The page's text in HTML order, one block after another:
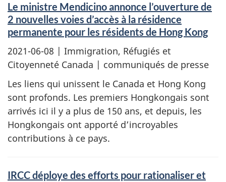
Le ministre Mendicino annonce l’ouverture de
2 nouvelles voies d’accès à la résidence
permanente pour les résidents de Hong Kong
2021-06-08 | Immigration, Réfugiés et
Citoyenneté Canada | communiqués de presse
Les liens qui unissent le Canada et Hong Kong
sont profonds. Les premiers Hongkongais sont
arrivés ici il y a plus de 150 ans, et depuis, les
Hongkongais ont apporté d’incroyables
contributions à ce pays.
IRCC déploye des efforts pour rationaliser et